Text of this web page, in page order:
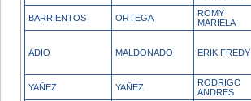
BARRIENTOS ORTEGA
ROMY
MARIELA
ADIO MALDONADO ERIK FREDY
YAÑEZ YAÑEZ
RODRIGO
ANDRES